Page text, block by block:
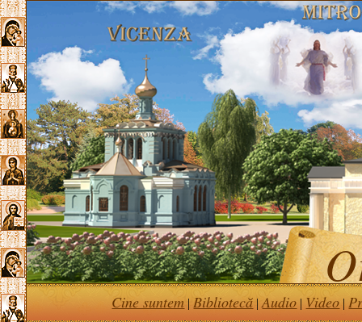
Cine suntem | Bibliotecă |Audio | Video |